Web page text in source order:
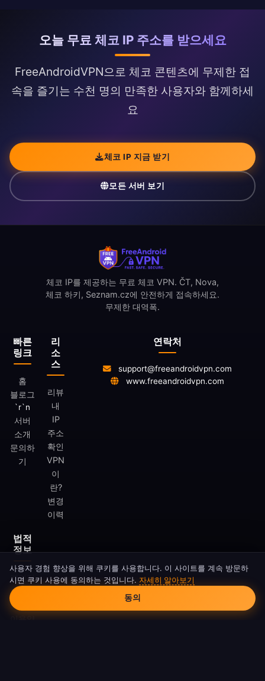
오늘 무료 체코 IP 주소를 받으세요
FreeAndroidVPN으로 체코 콘텐츠에 무제한 접
속을 즐기는 수천 명의 만족한 사용자와 함께하세
요
체코 IP 지금 받기
모든 서버 보기
빠른
링크
홈
블로그
`r`n
서버
소개
문의하
기
리
소
스
리뷰
내
IP
주소
확인
VPN
이
란?
변경
이력
법적
정보
개인정
보처리
방침
이용약
체코 IP를 제공하는 무료 체코 VPN. ČT, Nova,
체코 하키, Seznam.cz에 안전하게 접속하세요.
무제한 대역폭.
연락처
support@freeandroidvpn.com
www.freeandroidvpn.com
쿠키 동의
사용자 경험 향상을 위해 쿠키를 사용합니다. 이 사이트를 계속 방문하
시면 쿠키 사용에 동의하는 것입니다. 자세히 알아보기
동의